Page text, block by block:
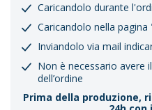
Caricandolo durante
Caricandolo nella
Inviandolo via mail
Non è necessario
dell’ordine
Prima della produzione,